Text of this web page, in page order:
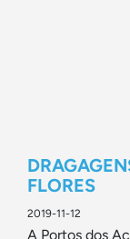
FLORES
2019-11-12
A Portos dos